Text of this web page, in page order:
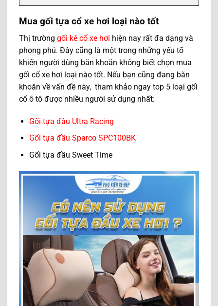
Mua gối tựa cổ xe hơi loại nào tốt
Thị trường gối kê cổ xe hơi hiện nay rất đa dạng và
phong phú. Đây cũng là một trong những yếu tố
khiến người dùng băn khoăn không biết chọn mua
gối cổ xe hơi loại nào tốt. Nếu bạn cũng đang băn
khoăn về vấn đề này, tham khảo ngay top 5 loại gối
cổ ô tô được nhiều người sử dụng nhất:
Gối tựa đầu Ultra Racing
Gối tựa đầu Sparco SPC100BK
Gối tựa đầu Sweet Time